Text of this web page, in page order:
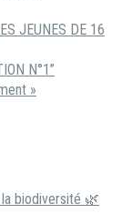
JEUNES DE 16
N°1”
»
biodiversité 🌿